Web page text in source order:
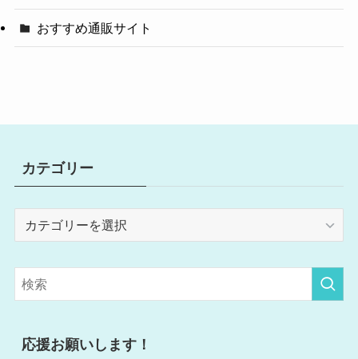
おすすめ通販サイト
カテゴリー
リ
ー
応援お願いします！